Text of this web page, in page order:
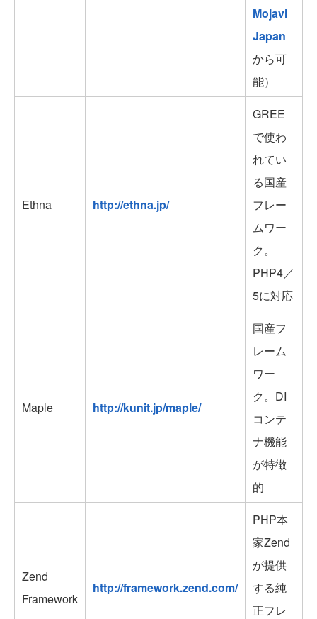
Mojavi
Japan
から可
能）
Ethna http://ethna.jp/
GREE
で使わ
れてい
る国産
フレー
ムワー
ク。
PHP4／
5に対応
Maple http://kunit.jp/maple/
国産フ
レーム
ワー
ク。DI
コンテ
ナ機能
が特徴
的
Zend
Framework
http://framework.zend.com/
PHP本
家Zend
が提供
する純
正フレ